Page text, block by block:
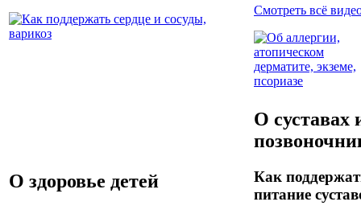
Смотреть всё
О здоровье детей
О суставах
Как
питание